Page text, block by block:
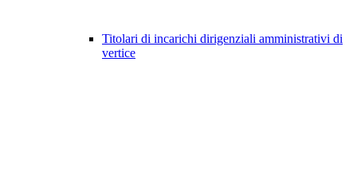
Titolari di incarichi dirigenziali amministrativi di
vertice